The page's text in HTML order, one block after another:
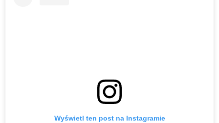
Wyświetl ten post na Instagramie